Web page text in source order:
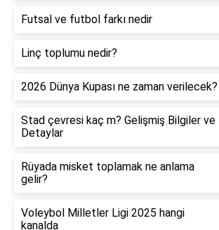
Futsal ve futbol farkı nedir
Linç toplumu nedir?
2026 Dünya Kupası ne zaman verilecek?
Stad çevresi kaç m? Gelişmiş Bilgiler ve
Detaylar
Rüyada misket toplamak ne anlama
gelir?
Voleybol Milletler Ligi 2025 hangi
kanalda